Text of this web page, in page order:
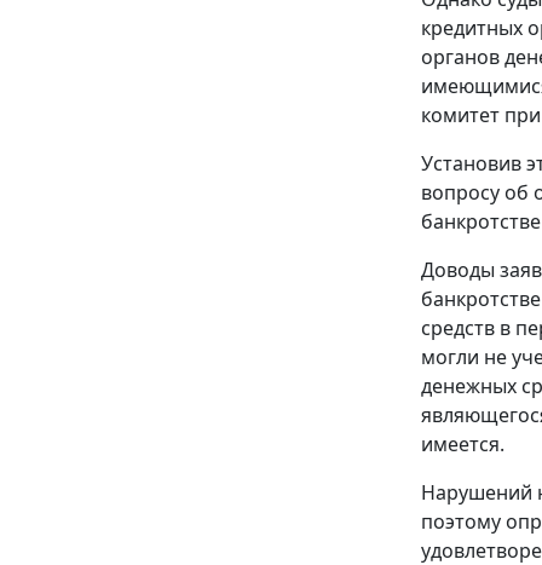
кредитных
органов
комитет
Установив
вопросу об
Доводы
средств в
могли не
денежных
имеется.
Нарушений
поэтому